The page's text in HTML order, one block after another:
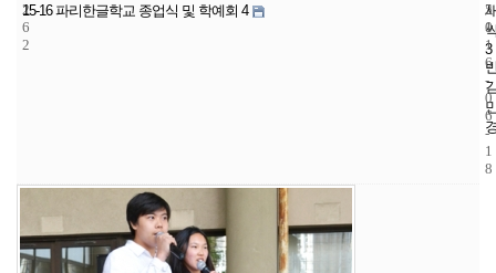
2
6
2
15-16 파리한글학교 종업식 및 학예회 4
3
5
1
2
0
1
6
-
0
6
-
1
8